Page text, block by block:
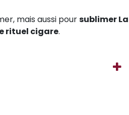
mais aussi poursublimer La
rituel cigare.